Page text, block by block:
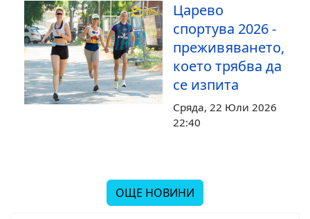
Царево
спортува 2026 -
преживяването,
което трябва да
се изпита
Сряда, 22 Юли 2026
22:40
ОЩЕ НОВИНИ